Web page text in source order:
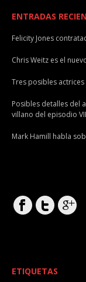
ENTRADAS
Felicity Jones
Chris Weitz es el
Tres posibles
Posibles detalles del
villano del episodio VII
Mark Hamill habla
ETIQUETAS